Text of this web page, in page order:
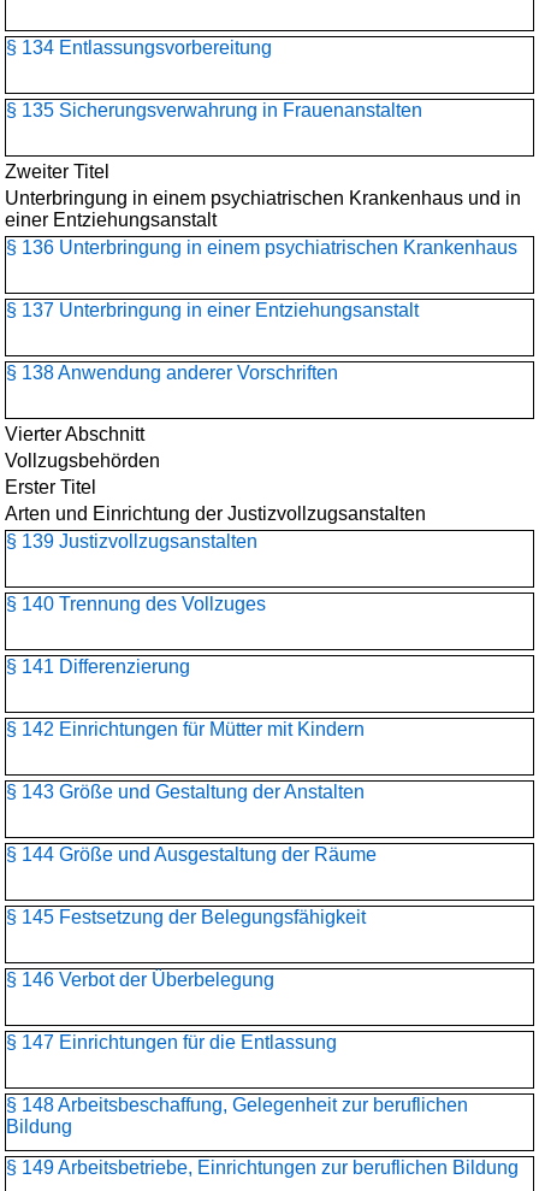
§ 134 Entlassungsvorbereitung
§ 135 Sicherungsverwahrung in Frauenanstalten
Zweiter Titel
Unterbringung in einem psychiatrischen Krankenhaus und in
einer Entziehungsanstalt
§ 136 Unterbringung in einem psychiatrischen Krankenhaus
§ 137 Unterbringung in einer Entziehungsanstalt
§ 138 Anwendung anderer Vorschriften
Vierter Abschnitt
Vollzugsbehörden
Erster Titel
Arten und Einrichtung der Justizvollzugsanstalten
§ 139 Justizvollzugsanstalten
§ 140 Trennung des Vollzuges
§ 141 Differenzierung
§ 142 Einrichtungen für Mütter mit Kindern
§ 143 Größe und Gestaltung der Anstalten
§ 144 Größe und Ausgestaltung der Räume
§ 145 Festsetzung der Belegungsfähigkeit
§ 146 Verbot der Überbelegung
§ 147 Einrichtungen für die Entlassung
§ 148 Arbeitsbeschaffung, Gelegenheit zur beruflichen
Bildung
§ 149 Arbeitsbetriebe, Einrichtungen zur beruflichen Bildung